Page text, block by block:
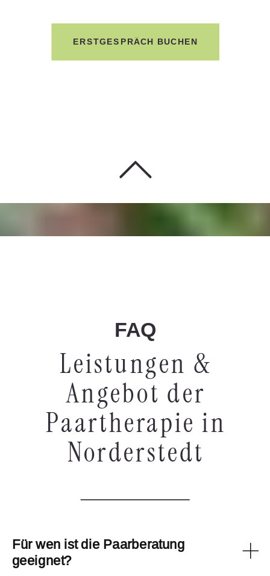
ERSTGESPRÄCH BUCHEN
FAQ
Leistungen &
Angebot der
Paartherapie in
Norderstedt
Für wen ist die Paarberatung
geeignet?